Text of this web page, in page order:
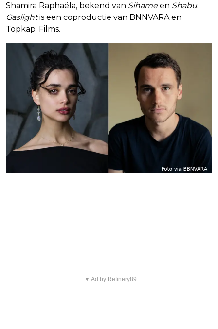
Shamira Raphaëla, bekend van Sihameen Shabu.
Gaslightis een coproductie van BNNVARA en
Topkapi Films.
▼ Ad by Refinery89